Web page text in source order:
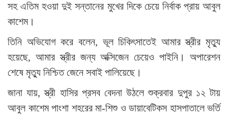
সহ এতিম হওয়া দুই সন্তানের মুখের দিকে চেয়ে নির্বাক প্রায় আবুল
কাশেম।
তিনি অভিযোগ করে বলেন, ভূল চিকিৎসাতেই আমার স্ত্রীর মৃত্যু
হয়েছে, আমার স্ত্রীর জন্য অক্সিজেন চেয়েও পাইনি। অপারেশন
শেষে মৃত্যু নিশ্চিত জেনে সবাই পালিয়েছে।
জানা যায়, স্ত্রী হাসির প্রসব বেদনা উঠলে শুক্রবার দুপুর ১২ টায়
আবুল কাশেম পাংশা শহরের মা-শিশু ও ডায়াবেটিকস হাসপাতালে ভর্তি